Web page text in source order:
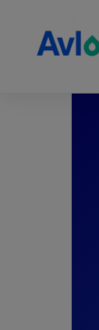
innehåll